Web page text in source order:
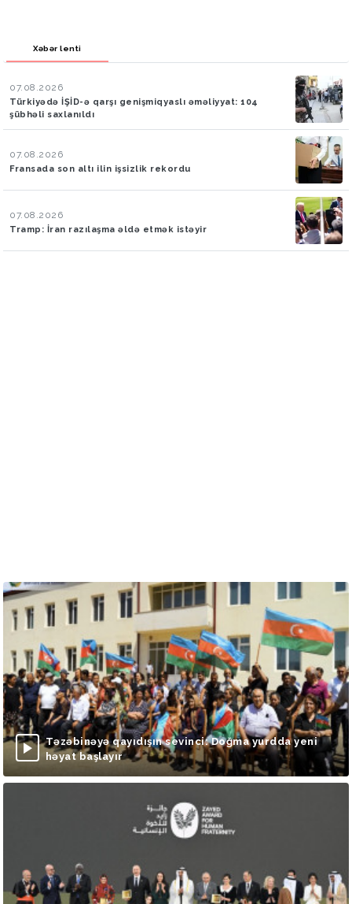
Xəbər lenti
07.08.2026
Türkiyədə İŞİD-ə qarşı genişmiqyaslı əməliyyat: 104
şübhəli saxlanıldı
07.08.2026
Fransada son altı ilin işsizlik rekordu
07.08.2026
Tramp: İran razılaşma əldə etmək istəyir
Təzəbinəyə qayıdışın sevinci: Doğma yurdda yeni
həyat başlayır